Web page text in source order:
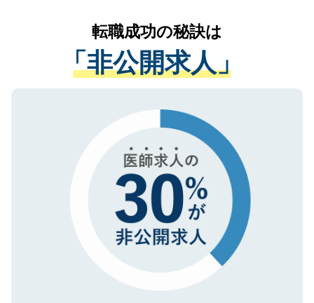
は、個人情報の取り扱いについての厳密な
管理基準を満たした事業者のみに付与され
る、プライバシーマークを取得済みです。
ご登録いただいた個人情報は、SSL（デー
で、機密保持に関してもご安心ください。
かがいして、現在の医療機関の状況や紹介
経験をまじえながら、適切なアドバイスを
させていただきます。すぐにご転職をされ
ない方には、長期的なサポートが可能です
ので、まずはご登録ください。
転職成功の秘訣は
「非公開求人」